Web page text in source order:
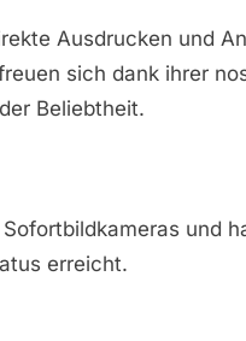
Ausdrucken und
sich dank ihrer
Beliebtheit.
und
erreicht.